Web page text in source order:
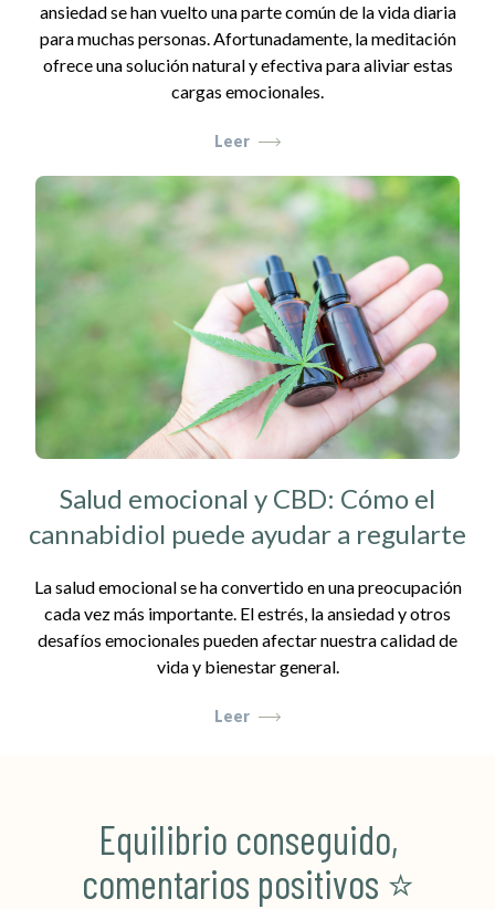
ansiedad se han vuelto una parte común de la vida diaria
para muchas personas. Afortunadamente, la meditación
ofrece una solución natural y efectiva para aliviar estas
cargas emocionales.
Leer
Salud emocional y CBD: Cómo el
cannabidiol puede ayudar a regularte
La salud emocional se ha convertido en una preocupación
cada vez más importante. El estrés, la ansiedad y otros
desafíos emocionales pueden afectar nuestra calidad de
vida y bienestar general.
Leer
Equilibrio conseguido,
comentarios positivos ⭐️